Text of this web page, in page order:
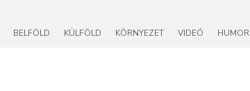
BELFÖLD KÜLFÖLD KÖRNYEZET VIDEÓ HUMOR